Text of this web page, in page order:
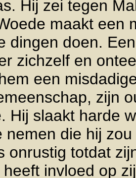
Hij zei tegen
maakt een
dingen doen.
zichzelf en
een
zijn
Hij slaakt harde
nemen die hij
onrustig totdat
invloed op